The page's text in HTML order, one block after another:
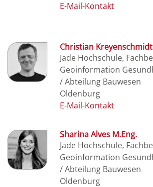
Christian Kreyenschmidt
Jade Hochschule,
Geoinformation
/ Abteilung Bauwesen
Oldenburg
Sharina Alves M.Eng.
Jade Hochschule,
Geoinformation
/ Abteilung Bauwesen
Oldenburg